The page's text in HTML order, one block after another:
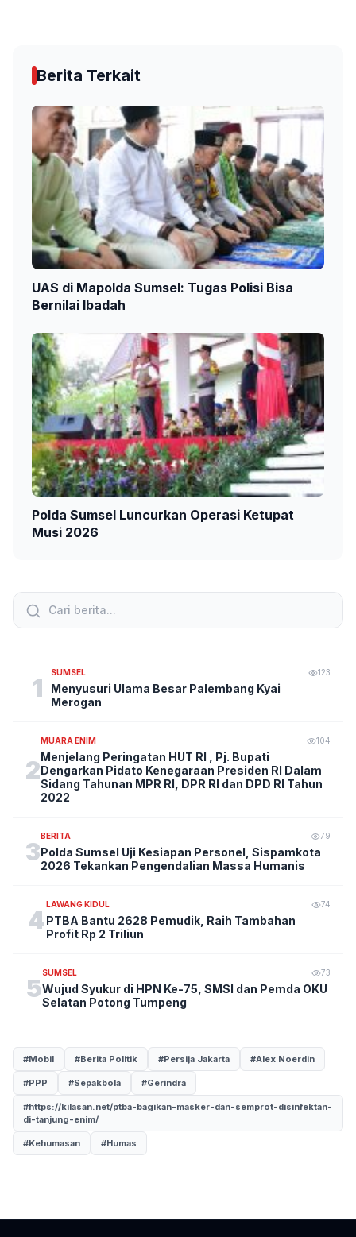
Berita Terkait
UAS di Mapolda Sumsel: Tugas Polisi Bisa
Bernilai Ibadah
Polda Sumsel Luncurkan Operasi Ketupat
Musi 2026
1
SUMSEL 123
Menyusuri Ulama Besar Palembang Kyai
Merogan
2
MUARA ENIM 104
Menjelang Peringatan HUT RI , Pj. Bupati
Dengarkan Pidato Kenegaraan Presiden RI Dalam
Sidang Tahunan MPR RI, DPR RI dan DPD RI Tahun
2022
3
BERITA 79
Polda Sumsel Uji Kesiapan Personel, Sispamkota
2026 Tekankan Pengendalian Massa Humanis
4
LAWANG KIDUL 74
PTBA Bantu 2628 Pemudik, Raih Tambahan
Profit Rp 2 Triliun
5
SUMSEL 73
Wujud Syukur di HPN Ke-75, SMSI dan Pemda OKU
Selatan Potong Tumpeng
#Mobil #Berita Politik #Persija Jakarta #Alex Noerdin
#PPP #Sepakbola #Gerindra
#https://kilasan.net/ptba-bagikan-masker-dan-semprot-disinfektan-
di-tanjung-enim/
#Kehumasan #Humas